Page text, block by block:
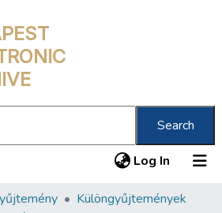
Search
Log In (current)
Különgyűjtemények